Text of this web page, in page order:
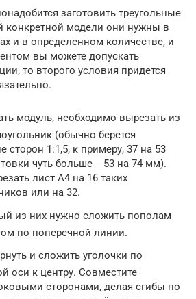
заготовить треугольные
конкретной модели они нужны в
и в определенном количестве, и
вы можете допускать
то второго условия придется
модуль, необходимо вырезать из
(обычно берется
сторон 1:1,5, к примеру, 37 на 53
чуть больше ‒ 53 на 74 мм).
лист А4 на 16 таких
или на 32.
из них нужно сложить пополам
по поперечной линии.
и сложить уголочки по
оси к центру. Совместите
сторонами, делая сгибы по